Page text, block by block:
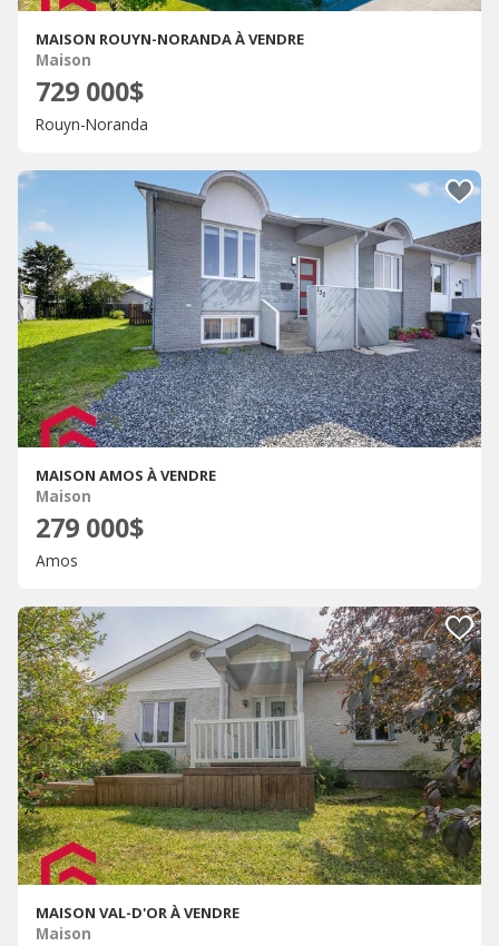
MAISON ROUYN-NORANDA À VENDRE
Maison
729 000$
Rouyn-Noranda
MAISON AMOS À VENDRE
Maison
279 000$
Amos
MAISON VAL-D'OR À VENDRE
Maison